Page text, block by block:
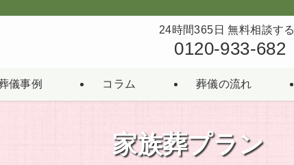
儀事例 コラム 葬儀の流れ
24時間365日 無料相談する
0120-933-682
家族葬プラン